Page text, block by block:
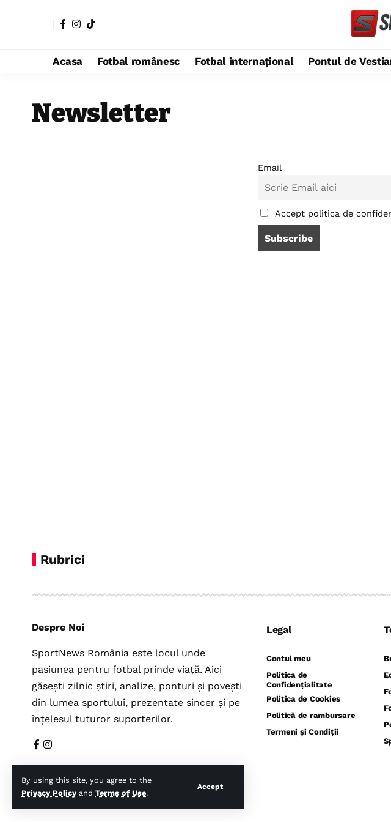
By using this site, you agree to the
Privacy Policy and Terms of Use.
Accept
Acasa Fotbal românesc Fotbal internațional Pontul de
Newsletter
Email
Accept politica de
Rubrici
Despre Noi
SportNews România este locul unde
pasiunea pentru fotbal prinde viață. Aici
găsești zilnic știri, analize, ponturi și povești
din lumea sportului, prezentate sincer și pe
înțelesul tuturor suporterilor.
Legal
Contul meu
Politica de
Confidențialitate
Politica de Cookies
Politică de rambursare
Termeni și Condiții